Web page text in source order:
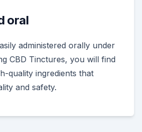
oral
administered orally under
CBD Tinctures, you will find
quality ingredients that
and safety.